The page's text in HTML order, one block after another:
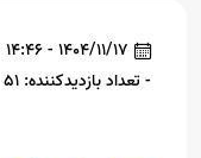
1404/11/17 - 14:46
- تعداد بازدیدکننده: 51